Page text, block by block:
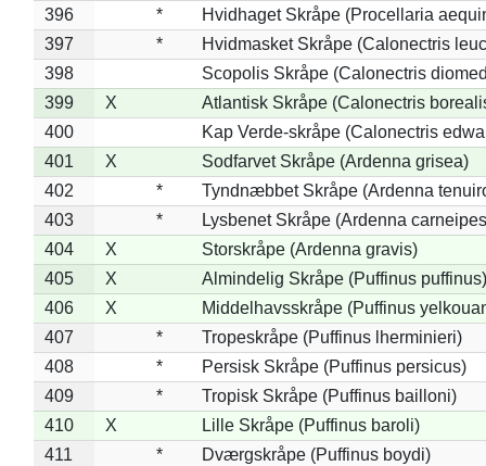
396
*
Hvidhaget Skråpe (Procellaria
397
*
Hvidmasket Skråpe (Calonectris
398
Scopolis Skråpe (Calonectris
399
X
Atlantisk Skråpe (Calonectris
400
Kap Verde-skråpe (Calonectris
401
X
Sodfarvet Skråpe (Ardenna grisea)
402
*
Tyndnæbbet Skråpe (Ardenna
403
*
Lysbenet Skråpe (Ardenna
404
X
Storskråpe (Ardenna gravis)
405
X
Almindelig Skråpe (Puffinus puffinus)
406
X
Middelhavsskråpe (Puffinus
407
*
Tropeskråpe (Puffinus lherminieri)
408
*
Persisk Skråpe (Puffinus persicus)
409
*
Tropisk Skråpe (Puffinus bailloni)
410
X
Lille Skråpe (Puffinus baroli)
411
*
Dværgskråpe (Puffinus boydi)